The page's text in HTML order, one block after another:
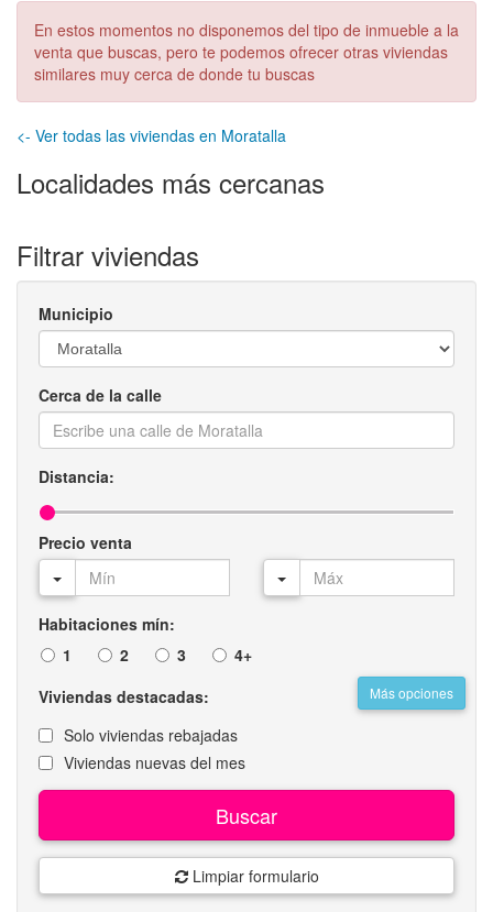
En estos momentos no disponemos del tipo de inmueble a la
venta que buscas, pero te podemos ofrecer otras viviendas
similares muy cerca de donde tu buscas
<- Ver todas las viviendas en Moratalla
Localidades más cercanas
Filtrar viviendas
Municipio
Cerca de la calle
Distancia:
Precio venta
Habitaciones mín:
1
2 3 4+
Más opciones
Viviendas destacadas:
Solo viviendas rebajadas
Viviendas nuevas del mes
Buscar
Limpiar formulario